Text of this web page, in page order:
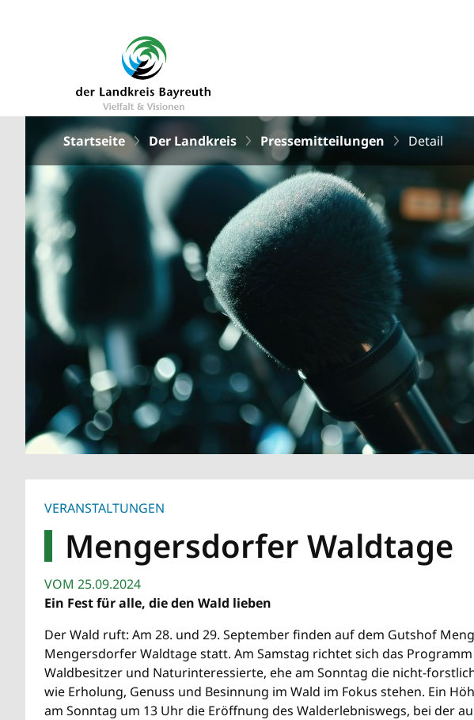
Startseite Der Landkreis Pressemitteilungen Detail
VERANSTALTUNGEN
Mengersdorfer Waldtage
VOM 25.09.2024
Ein Fest für alle, die den Wald lieben
Der Wald ruft: Am 28. und 29. September finden auf dem Gutshof
Mengersdorfer Waldtage statt. Am Samstag richtet sich das
Waldbesitzer und Naturinteressierte, ehe am Sonntag die nicht-
wie Erholung, Genuss und Besinnung im Wald im Fokus stehen. Ein
am Sonntag um 13 Uhr die Eröffnung des Walderlebniswegs, bei der